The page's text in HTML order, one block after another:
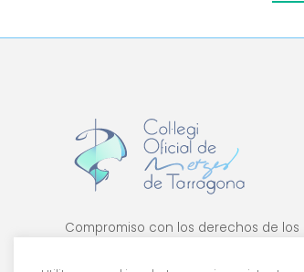
Compromiso con los derechos de los